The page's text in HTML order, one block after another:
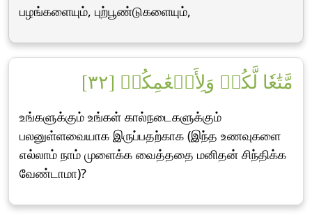
பழங்களையும், புற்பூண்டுகளையும்,
مَّتَٰعٗا لَّكُمۡ وَلِأَنۡعَٰمِكُمۡ [٣٢]
உங்களுக்கும் உங்கள் கால்நடைகளுக்கும்
பலனுள்ளவையாக இருப்பதற்காக (இந்த உணவுகளை
எல்லாம் நாம் முளைக்க வைத்ததை மனிதன் சிந்திக்க
வேண்டாமா)?